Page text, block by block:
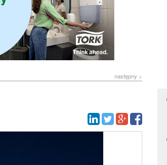
następny >